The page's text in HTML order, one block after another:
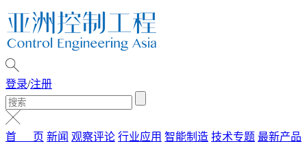
登录/注册
首 页 新闻 观察评论 行业应用 智能制造 技术专题 最新产品